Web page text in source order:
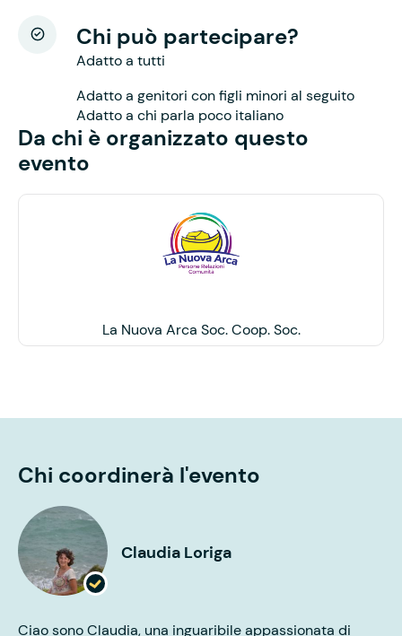
Chi può partecipare?
Adatto a tutti
Adatto a genitori con figli minori al seguito
Adatto a chi parla poco italiano
Da chi è organizzato questo
evento
La Nuova Arca Soc. Coop. Soc.
Chi coordinerà l'evento
Claudia Loriga
Ciao sono Claudia, una inguaribile appassionata di